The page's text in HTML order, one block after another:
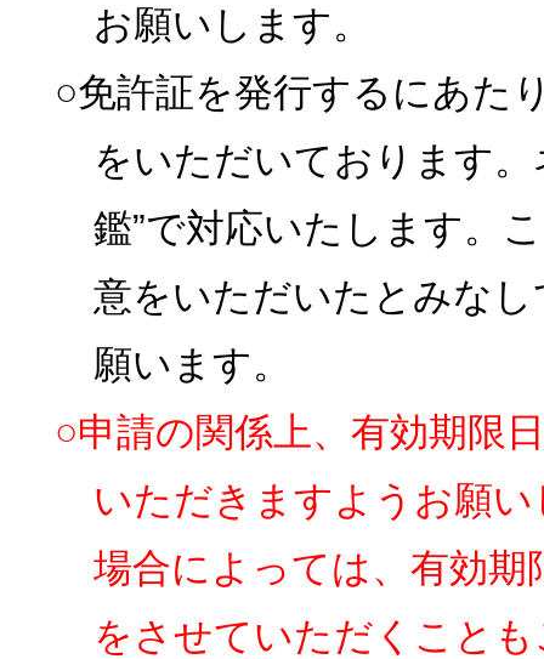
お願いします。
○免許証を発行するにあた
をいただいております
鑑”で対応いたします。
意をいただいたとみな
願います。
○申請の関係上、有効期限
いただきますようお願
場合によっては、有効
をさせていただくこと